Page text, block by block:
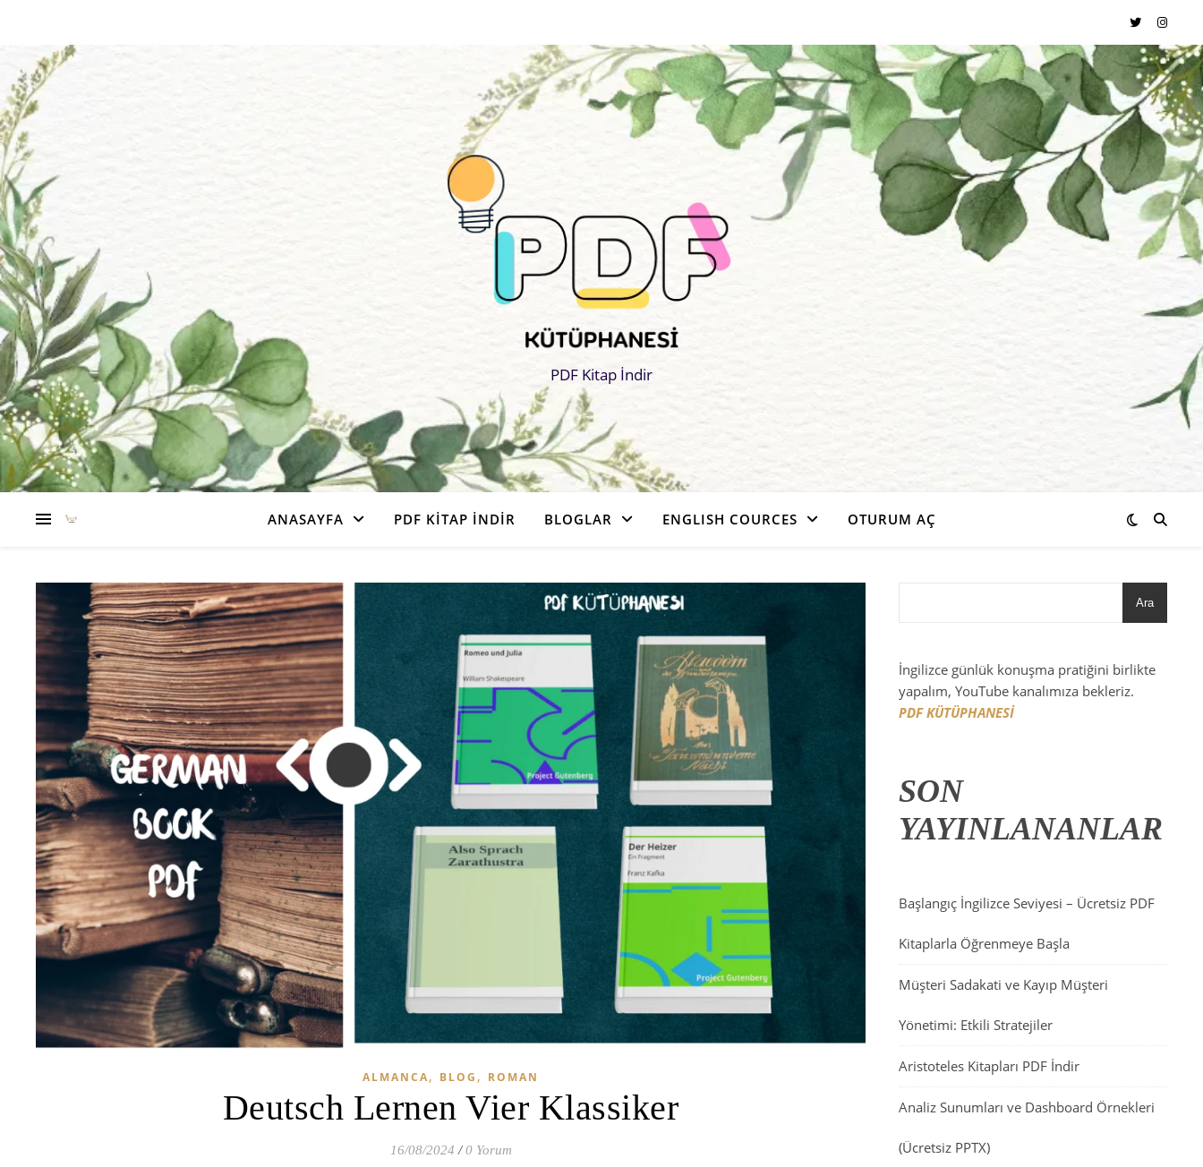
PDF Kitap İndir
ANASAYFA PDF KITAP İNDIR BLOGLAR ENGLISH COURCES OTURUM AÇ
ALMANCA, BLOG , ROMAN
Deutsch Lernen Vier Klassiker
16/08/2024 / 0 Yorum
Ara
İngilizce günlük konuşma pratiğini birlikte
yapalım, YouTube kanalımıza bekleriz.
PDF KÜTÜPHANESİ
SON
YAYINLANANLAR
Başlangıç İngilizce Seviyesi – Ücretsiz PDF
Kitaplarla Öğrenmeye Başla
Müşteri Sadakati ve Kayıp Müşteri
Yönetimi: Etkili Stratejiler
Aristoteles Kitapları PDF İndir
Analiz Sunumları ve Dashboard Örnekleri
(Ücretsiz PPTX)